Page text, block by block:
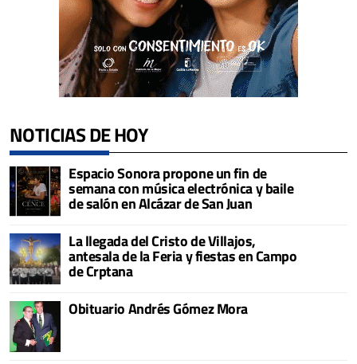
NOTICIAS DE HOY
Espacio Sonora propone un fin de
semana con música electrónica y baile
de salón en Alcázar de San Juan
La llegada del Cristo de Villajos,
antesala de la Feria y fiestas en Campo
de Crptana
Obituario Andrés Gómez Mora